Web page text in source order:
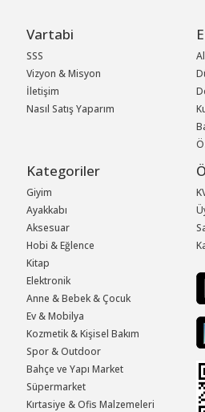
Vartabi
SSS
Vizyon & Misyon
İletişim
Nasıl Satış Yaparım
Kategoriler
Giyim
Ayakkabı
Aksesuar
Hobi & Eğlence
Kitap
Elektronik
Anne & Bebek & Çocuk
Ev & Mobilya
Kozmetik & Kişisel Bakım
Spor & Outdoor
Bahçe ve Yapı Market
Süpermarket
Kırtasiye & Ofis Malzemeleri